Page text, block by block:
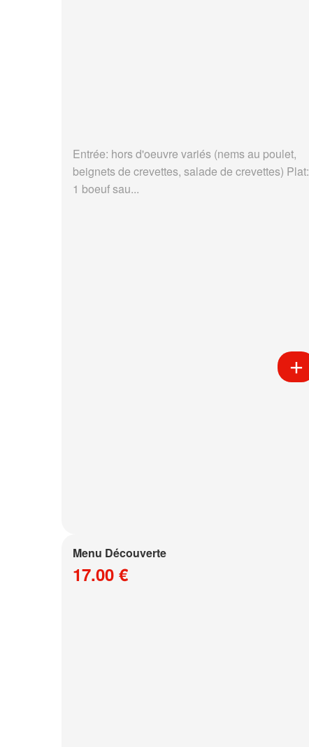
Entrée: hors d'oeuvre variés (nems au poulet,
beignets de crevettes, salade de crevettes) Plat:
1 boeuf sau...
Menu Découverte
17.00 €